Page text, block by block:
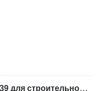
Шестерня КПП Liebherr 9006439 для строительной техники Liebherr L556 / L576 / L566 / L586